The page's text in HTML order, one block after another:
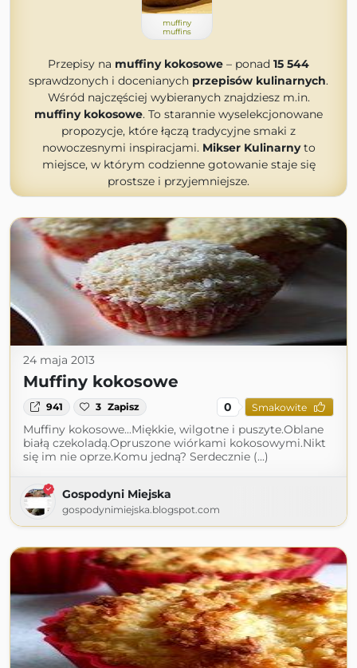
muffiny
muffins
Przepisy na muffiny kokosowe – ponad 15 544
sprawdzonych i docenianych przepisów kulinarnych.
Wśród najczęściej wybieranych znajdziesz m.in.
muffiny kokosowe. To starannie wyselekcjonowane
propozycje, które łączą tradycyjne smaki z
nowoczesnymi inspiracjami. Mikser Kulinarnyto
miejsce, w którym codzienne gotowanie staje się
prostsze i przyjemniejsze.
24 maja 2013
Muffiny kokosowe
941 3 Zapisz 0 Smakowite
Muffiny kokosowe...Miękkie, wilgotne i puszyte.Oblane
białą czekoladą.Opruszone wiórkami kokosowymi.Nikt
się im nie oprze.Komu jedną? Serdecznie (...)
Gospodyni Miejska
gospodynimiejska.blogspot.com